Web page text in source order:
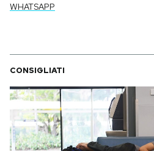
WHATSAPP
CONSIGLIATI